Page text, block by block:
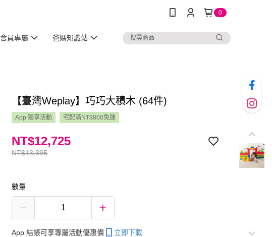
0
會員專屬 爸媽知識站
【臺灣Weplay】巧巧大積木 (64件)
App 獨享活動 宅配滿NT$800免運
NT$13,395
NT$12,725
數量
App 結帳可享專屬活動優惠價 立即下載